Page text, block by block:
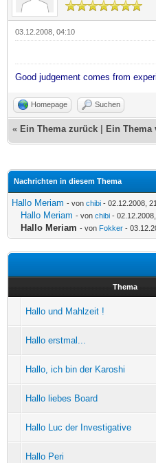
03.12.2008, 04:10
Good judgement comes from
Homepage Suchen
« Ein Thema zurück Ein Thema
Nachrichten in diesem Thema
Hallo Meriam - von chibi - 02.12.2008,
Hallo Meriam - von chibi -
Hallo Meriam - von Fokker -
Thema
Hallo und Mahlzeit !
Hallo erstmal...
Hallo, ich bin der Karoshi
Hallo liebes Board
Hallo Luc der Investigative
Hallo Peri